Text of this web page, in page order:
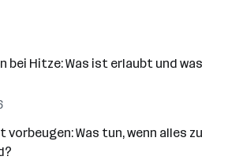
bei Hitze: Was ist erlaubt und was
vorbeugen: Was tun, wenn alles zu